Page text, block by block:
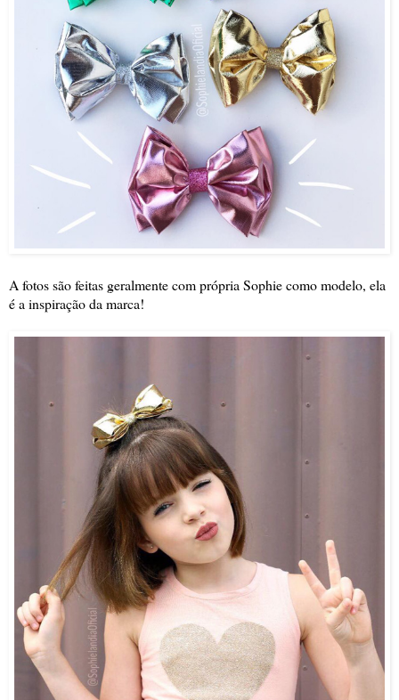
A fotos são feitas geralmente com própria Sophie como modelo, ela
é a inspiração da marca!